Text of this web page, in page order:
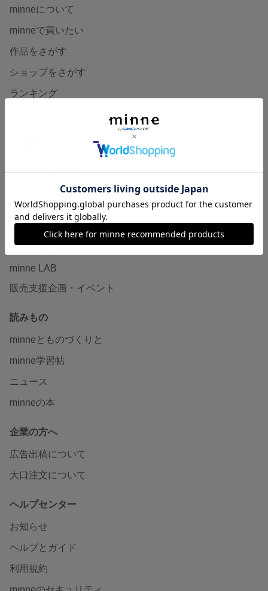
minneについて
minneで買いたい
作品をさがす
ショップをさがす
ランキング
ヴィンテージ販売
ダウンロード販売
minne LAB
販売支援企画・イベント
読みもの
minneとものづくりと
minne学習帖
ニュース
minneの本
企業の方へ
広告出稿について
大口注文について
ヘルプセンター
お知らせ
ヘルプとガイド
利用規約